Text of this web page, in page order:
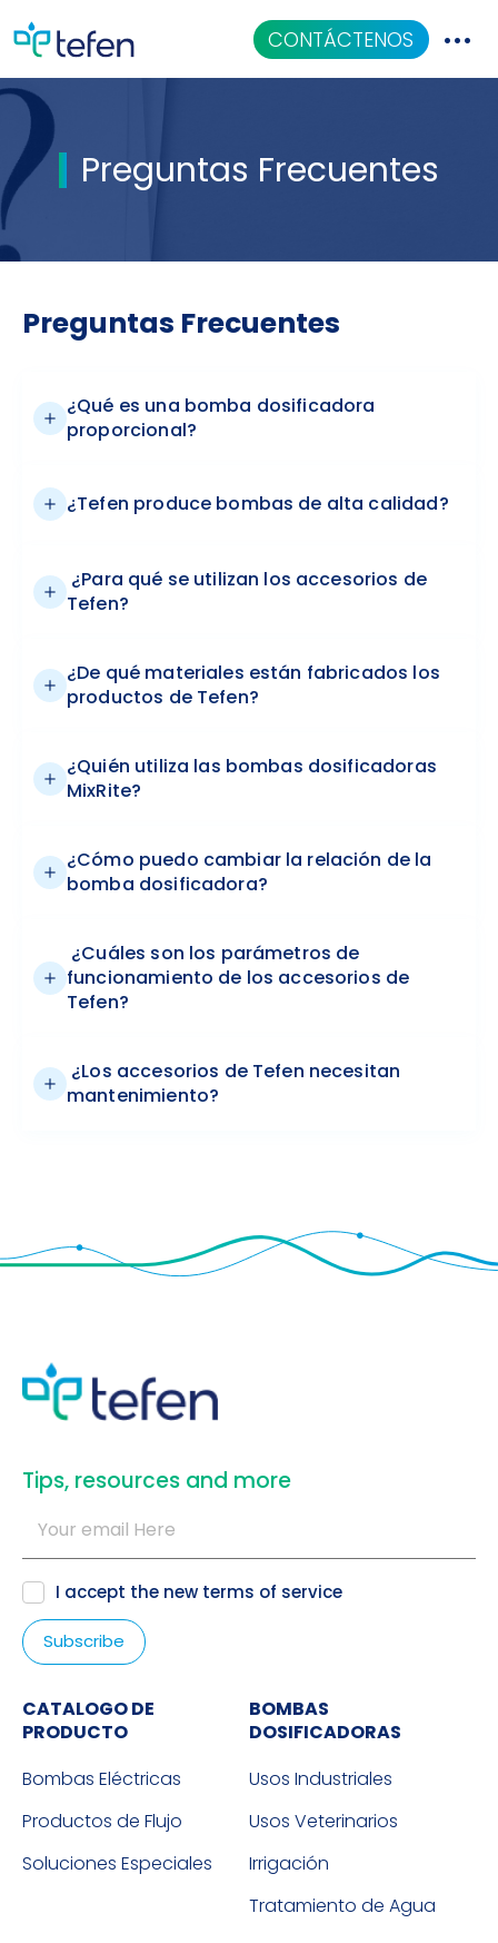
CONTÁCTENOS
Catalogo
Aplicaciones
Preguntas Frecuentes
Preguntas Frecuentes
¿Qué es una bomba dosificadora
proporcional?
¿Tefen produce bombas de alta calidad?
¿Para qué se utilizan los accesorios de
Tefen?
¿De qué materiales están fabricados los
productos de Tefen?
¿Quién utiliza las bombas dosificadoras
MixRite?
¿Cómo puedo cambiar la relación de la
bomba dosificadora?
¿Cuáles son los parámetros de
funcionamiento de los accesorios de
Tefen?
¿Los accesorios de Tefen necesitan
mantenimiento?
​Tips, resources and more
I accept the new terms of service
CATALOGO DE
PRODUCTO
Bombas Eléctricas
Productos de Flujo
Soluciones Especiales
BOMBAS
DOSIFICADORAS
Usos Industriales
Usos Veterinarios
Irrigación
Tratamiento de Agua